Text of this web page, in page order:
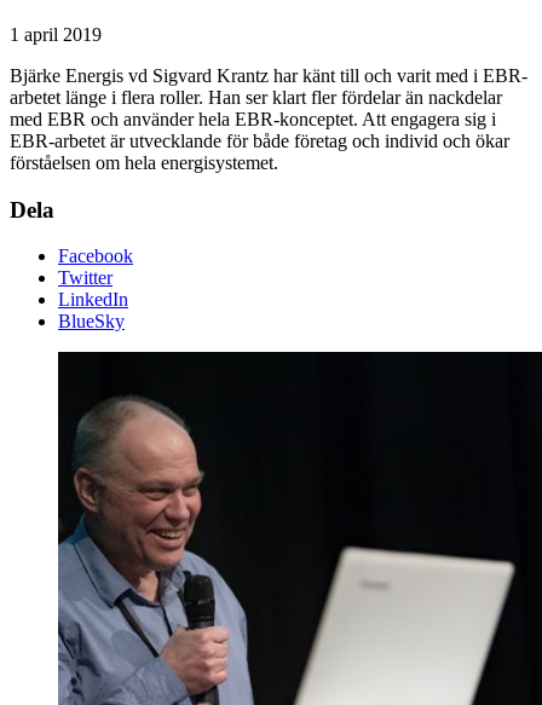
1 april 2019
Bjärke Energis vd Sigvard Krantz har känt till och varit med i EBR-
arbetet länge i flera roller. Han ser klart fler fördelar än nackdelar
med EBR och använder hela EBR-konceptet. Att engagera sig i
EBR-arbetet är utvecklande för både företag och individ och ökar
förståelsen om hela energisystemet.
Dela
Facebook
Twitter
LinkedIn
BlueSky